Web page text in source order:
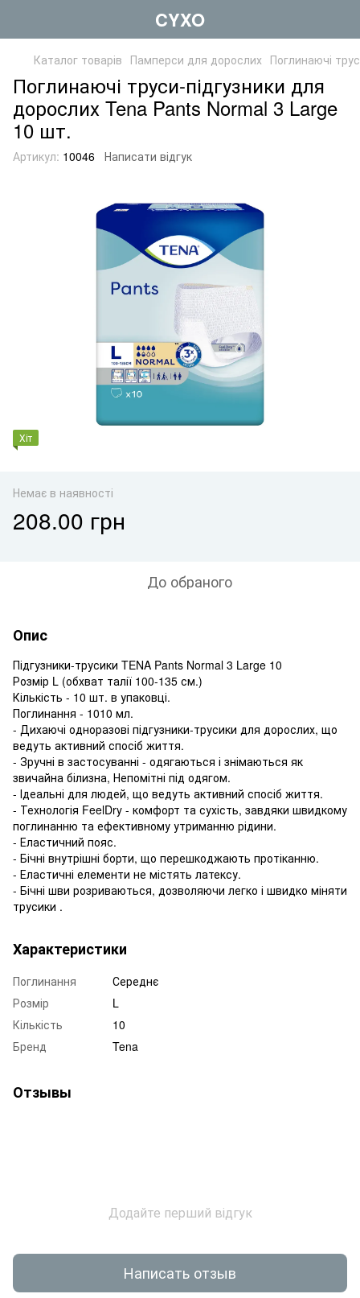
CYXO
Каталог товарів Памперси для дорослих Поглинаючі
Поглинаючі труси-підгузники для
дорослих Tena Pants Normal 3 Large
10 шт.
Артикул: 10046 Написати відгук
Хіт
Немає в наявності
208.00 грн
До обраного
Опис
Підгузники-трусики TENA Pants Normal 3 Large 10
Розмір L (обхват талії 100-135 см.)
Кількість - 10 шт. в упаковці.
Поглинання - 1010 мл.
- Дихаючі одноразові підгузники-трусики для дорослих, що
ведуть активний спосіб життя.
- Зручні в застосуванні - одягаються і знімаються як
звичайна білизна, Непомітні під одягом.
- Ідеальні для людей, що ведуть активний спосіб життя.
- Технологія FeelDry - комфорт та сухість, завдяки швидкому
поглинанню та ефективному утриманню рідини.
- Еластичний пояс.
- Бічні внутрішні борти, що перешкоджають протіканню.
- Еластичні елементи не містять латексу.
- Бічні шви розриваються, дозволяючи легко і швидко міняти
трусики .
Характеристики
Поглинання
Середнє
Розмір
L
Кількість
10
Бренд
Tena
Отзывы
Додайте перший відгук
Написать отзыв